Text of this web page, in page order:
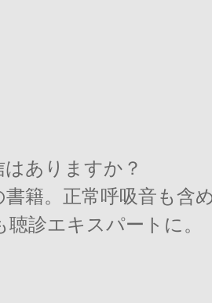
ありますか？
書籍。正常呼吸音も含
診エキスパートに。